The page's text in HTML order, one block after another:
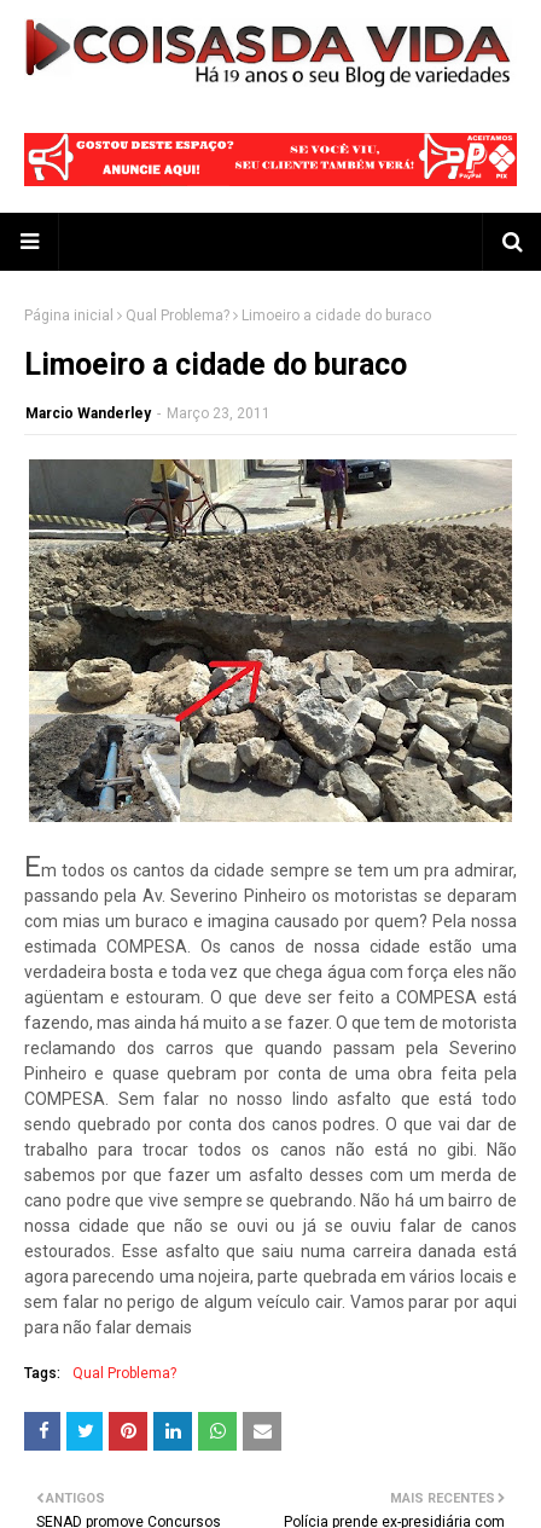
Página inicial Qual Problema? Limoeiro a cidade do buraco
Limoeiro a cidade do buraco
Marcio Wanderley - Março 23, 2011
Em todos os cantos da cidade sempre se tem um pra admirar,
passando pela Av. Severino Pinheiro os motoristas se deparam
com mias um buraco e imagina causado por quem? Pela nossa
estimada COMPESA. Os canos de nossa cidade estão uma
verdadeira bosta e toda vez que chega água com força eles não
agüentam e estouram. O que deve ser feito a COMPESA está
fazendo, mas ainda há muito a se fazer. O que tem de motorista
reclamando dos carros que quando passam pela Severino
Pinheiro e quase quebram por conta de uma obra feita pela
COMPESA. Sem falar no nosso lindo asfalto que está todo
sendo quebrado por conta dos canos podres. O que vai dar de
trabalho para trocar todos os canos não está no gibi. Não
sabemos por que fazer um asfalto desses com um merda de
cano podre que vive sempre se quebrando. Não há um bairro de
nossa cidade que não se ouvi ou já se ouviu falar de canos
estourados. Esse asfalto que saiu numa carreira danada está
agora parecendo uma nojeira, parte quebrada em vários locais e
sem falar no perigo de algum veículo cair. Vamos parar por aqui
para não falar demais
Tags: Qual Problema?
MAIS RECENTES
Polícia prende ex-presidiária com
ANTIGOS
SENAD promove Concursos